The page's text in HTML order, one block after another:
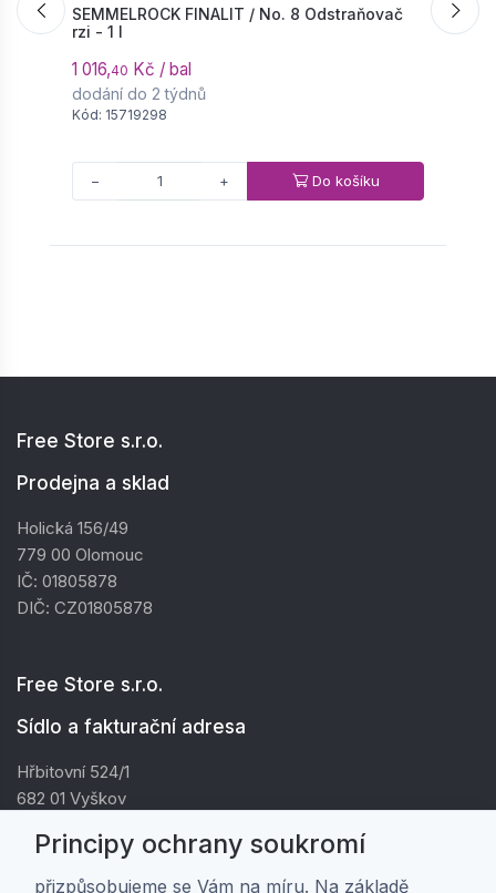
SEMMELROCK FINALIT / No. 8 Odstraňovač
rzi - 1 l
1 016,40 Kč / bal
dodání do 2 týdnů
Kód: 15719298
− + Do košíku
Free Store s.r.o.
Prodejna a sklad
Holická 156/49
779 00 Olomouc
IČ: 01805878
DIČ: CZ01805878
Free Store s.r.o.
Sídlo a fakturační adresa
Hřbitovní 524/1
682 01 Vyškov
DIČ: CZ01805878
Principy ochrany soukromí
přizpůsobujeme se Vám na míru. Na základě